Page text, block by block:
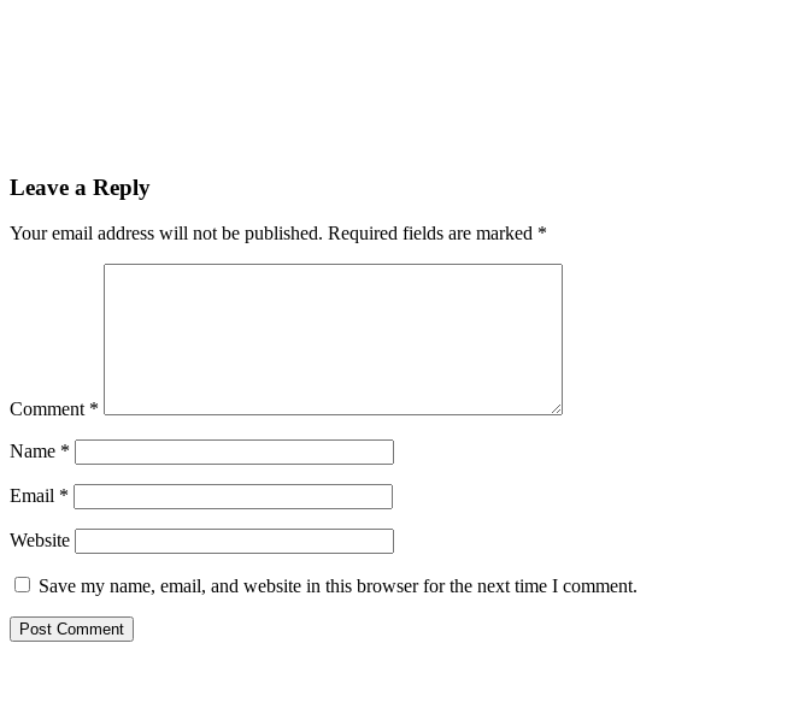
Reader
Leave a Reply
Your email address will not be published. Required fields are marked *
Comment *
Name *
Email *
Website
Save my name, email, and website in this browser for the next time I comment.